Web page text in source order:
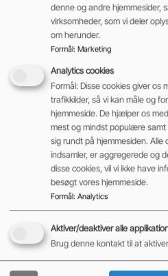
denne og andre hjemmesider,
virksomheder, som vi deler
om herunder.
Formål: Marketing
Analytics cookies
Formål: Disse cookies giver
trafikkilder, så vi kan måle og
hjemmeside. De hjælper os
mest og mindst populære
sig rundt på hjemmesiden. Alle
indsamler, er aggregerede og
disse cookies, vil vi ikke have
besøgt vores hjemmeside.
Formål: Analytics
Aktiver/deaktiver alle
Brug denne kontakt til at